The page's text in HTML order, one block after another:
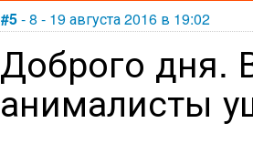
#5- 8 - 19 августа 2016 в 19:02
Доброго дня.
анималисты